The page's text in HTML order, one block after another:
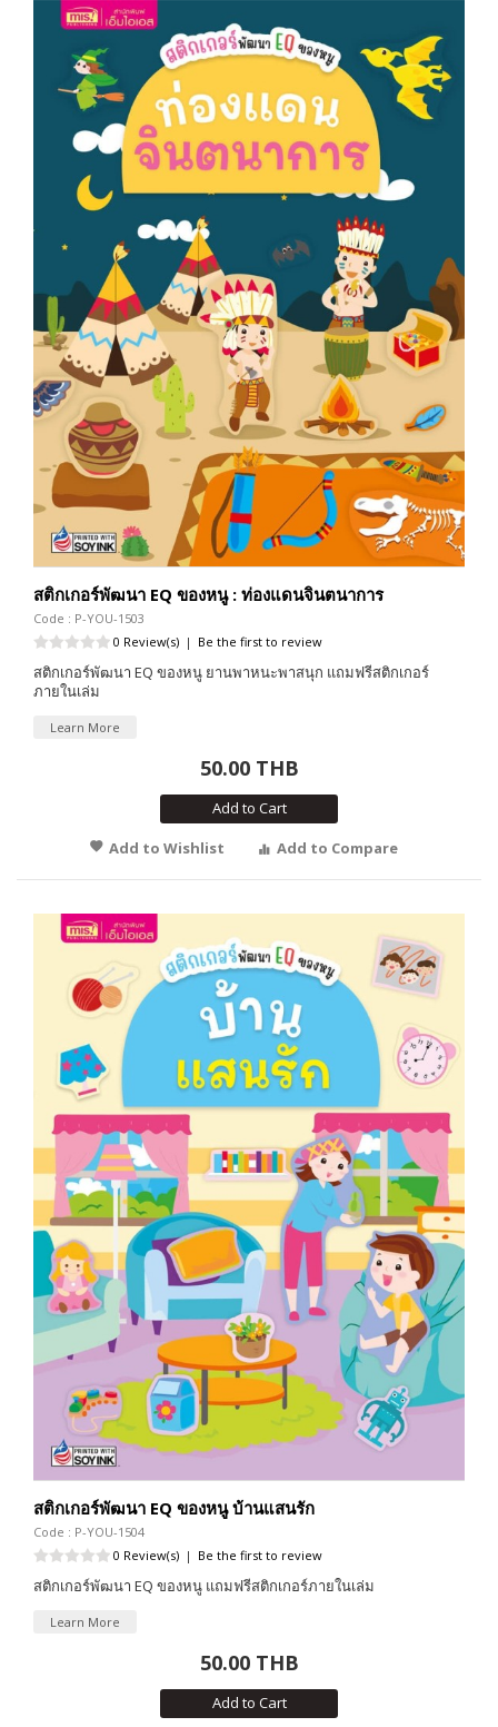
สติกเกอร์พัฒนา EQ ของหนู : ท่องแดนจินตนาการ
Code : P-YOU-1503
0 Review(s) | Be the first to review
สติกเกอร์พัฒนา EQ ของหนู ยานพาหนะพาสนุก แถมฟรีสติกเกอร์
ภายในเล่ม
Learn More
50.00 THB
Add to Cart
Add to Wishlist
Add to Compare
สติกเกอร์พัฒนา EQ ของหนู บ้านแสนรัก
Code : P-YOU-1504
0 Review(s) | Be the first to review
สติกเกอร์พัฒนา EQ ของหนู แถมฟรีสติกเกอร์ภายในเล่ม
Learn More
50.00 THB
Add to Cart